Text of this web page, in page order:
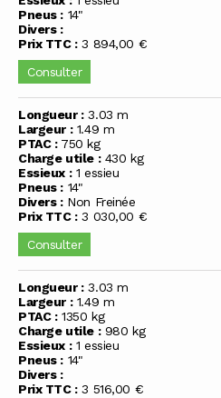
Pneus : 14"
Divers :
Prix TTC :3 894,00 €
Consulter
Longueur :3.03 m
Largeur :1.49 m
PTAC :750 kg
Charge utile :430 kg
Essieux :1 essieu
Pneus : 14"
Divers :Non Freinée
Prix TTC :3 030,00 €
Consulter
Longueur :3.03 m
Largeur :1.49 m
PTAC :1350 kg
Charge utile :980 kg
Essieux :1 essieu
Pneus : 14"
Divers :
Prix TTC :3 516,00 €